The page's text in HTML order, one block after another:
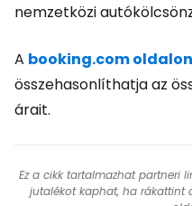
nemzetközi
A booking.com oldalon
összehasonlíthatja az
árait.
Ez a cikk tartalmazhat partneri
jutalékot kaphat, ha rákattint